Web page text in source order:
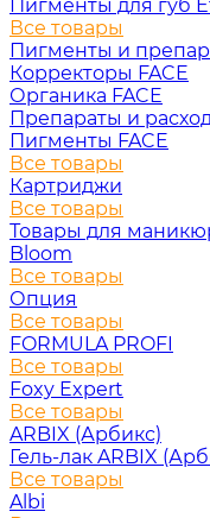
Пигменты для губ
Все товары
Пигменты и
Корректоры FACE
Органика FACE
Препараты и
Пигменты FACE
Все товары
Картриджи
Все товары
Товары для
Bloom
Все товары
Опция
Все товары
FORMULA PROFI
Все товары
Foxy Expert
Все товары
ARBIX (Арбикс)
Гель-лак ARBIX
Все товары
Albi